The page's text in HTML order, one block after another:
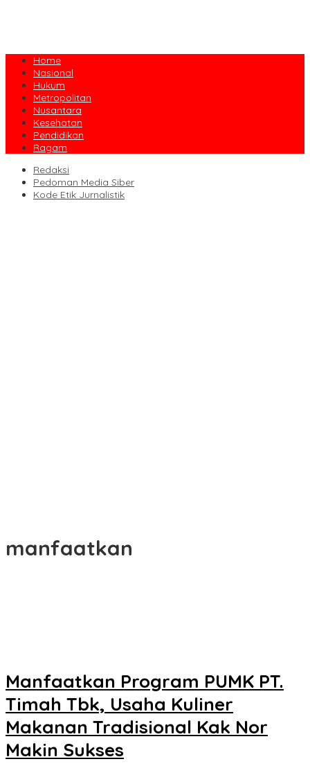
Home
Nasional
Hukum
Metropolitan
Nusantara
Kesehatan
Pendidikan
Ragam
Redaksi
Pedoman Media Siber
Kode Etik Jurnalistik
manfaatkan
Manfaatkan Program PUMK PT.
Timah Tbk, Usaha Kuliner
Makanan Tradisional Kak Nor
Makin Sukses